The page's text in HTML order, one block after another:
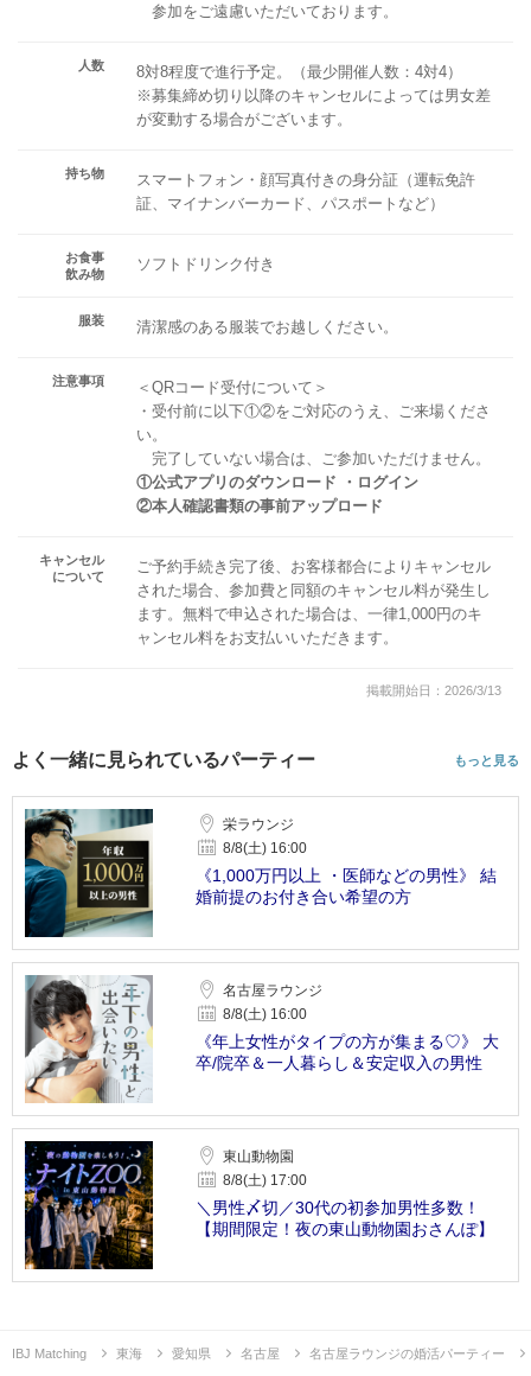
参加をご遠慮いただいております。
人数
8対8程度で進行予定。（最少開催人数：4対4）
※募集締め切り以降のキャンセルによっては男女差
が変動する場合がございます。
持ち物
スマートフォン・顔写真付きの身分証（運転免許
証、マイナンバーカード、パスポートなど）
お食事
飲み物
ソフトドリンク付き
服装 清潔感のある服装でお越しください。
注意事項
＜QRコード受付について＞
・受付前に以下①②をご対応のうえ、ご来場くださ
い。
完了していない場合は、ご参加いただけません。
①公式アプリのダウンロード ・ログイン
②本人確認書類の事前アップロード
キャンセル
について
ご予約手続き完了後、お客様都合によりキャンセル
された場合、参加費と同額のキャンセル料が発生し
ます。無料で申込された場合は、一律1,000円のキ
ャンセル料をお支払いいただきます。
掲載開始日：2026/3/13
よく一緒に見られているパーティー もっと見る
栄ラウンジ
8/8(土) 16:00
《1,000万円以上 ・医師などの男性》 結
婚前提のお付き合い希望の方
名古屋ラウンジ
8/8(土) 16:00
《年上女性がタイプの方が集まる♡》 大
卒/院卒＆一人暮らし＆安定収入の男性
東山動物園
8/8(土) 17:00
＼男性〆切／30代の初参加男性多数！
【期間限定！夜の東山動物園おさんぽ】
IBJ Matching 東海 愛知県 名古屋 名古屋ラウンジの婚活パーティー